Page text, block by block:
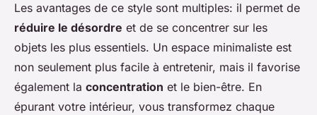
Les avantages de ce style sont multiples: il permet de
réduire le désordre et de se concentrer sur les
objets les plus essentiels. Un espace minimaliste est
non seulement plus facile à entretenir, mais il favorise
également la concentration et le bien-être. En
épurant votre intérieur, vous transformez chaque